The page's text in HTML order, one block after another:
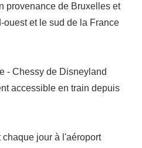
provenance de Bruxelles et
et le sud de la France
- Chessy de Disneyland
accessible en train depuis
jour à l'aéroport